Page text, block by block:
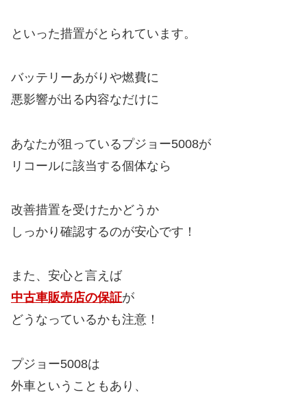
といった措置がとられています。
バッテリーあがりや燃費に
悪影響が出る内容なだけに
あなたが狙っているプジョー5008が
リコールに該当する個体なら
改善措置を受けたかどうか
しっかり確認するのが安心です！
また、安心と言えば
中古車販売店の保証が
どうなっているかも注意！
プジョー5008は
外車ということもあり、